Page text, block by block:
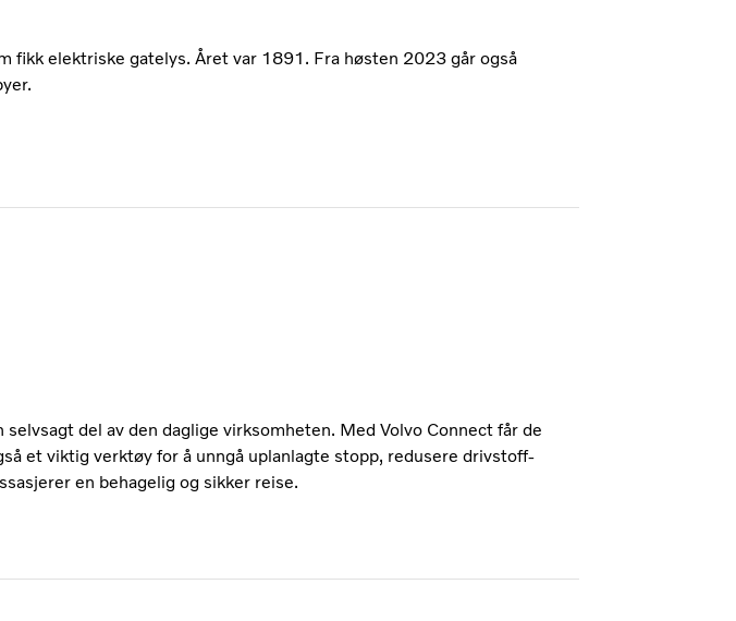
fikk elektriske gatelys. Året var 1891. Fra høsten 2023 går også
del av den daglige virksomheten. Med Volvo Connect får de
et viktig verktøy for å unngå uplanlagte stopp, redusere drivstoff-
en behagelig og sikker reise.